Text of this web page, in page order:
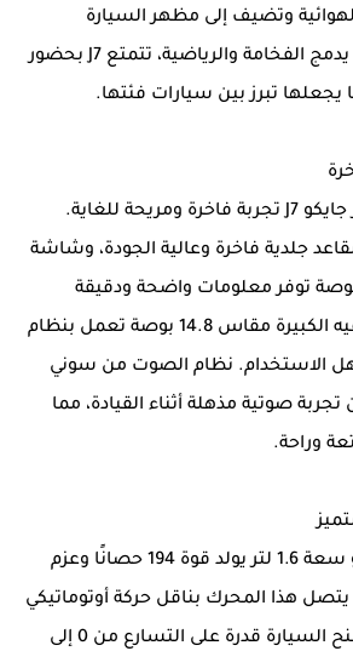
وتضيف إلى مظهر السيارة
العصري. مع تصميم يدمج الفخامة والرياضية، تتمتع J7 بحضور
تبرز بين سيارات فئتها.
داخل المقصورة، توفر جايكو J7 تجربة فاخرة ومريحة للغاية.
جلدية فاخرة وعالية الجودة، وشاشة
بحجم 10.25 بوصة توفر معلومات واضحة ودقيقة
للسائق. شاشة الترفيه الكبيرة مقاس 14.8 بوصة تعمل بنظام
الاستخدام. نظام الصوت من سوني
تجربة صوتية مذهلة أثناء القيادة، مما
وراحة.
تتمتع J7 بمحرك تيربو سعة 1.6 لتر يولد قوة 194 حصانًا وعزم
متر. يتصل هذا المحرك بناقل حركة أوتوماتيكي
من 7 سرعات، مما يمنح السيارة قدرة على التسارع من 0 إلى